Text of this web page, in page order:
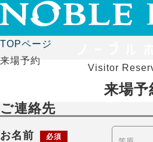
TOPページ
来場予約
Visitor
来場予
ご連絡先
お名前 必須